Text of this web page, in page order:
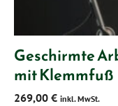
Geschirmte
mit Klemmfuß
269,00 € inkl. MwSt.